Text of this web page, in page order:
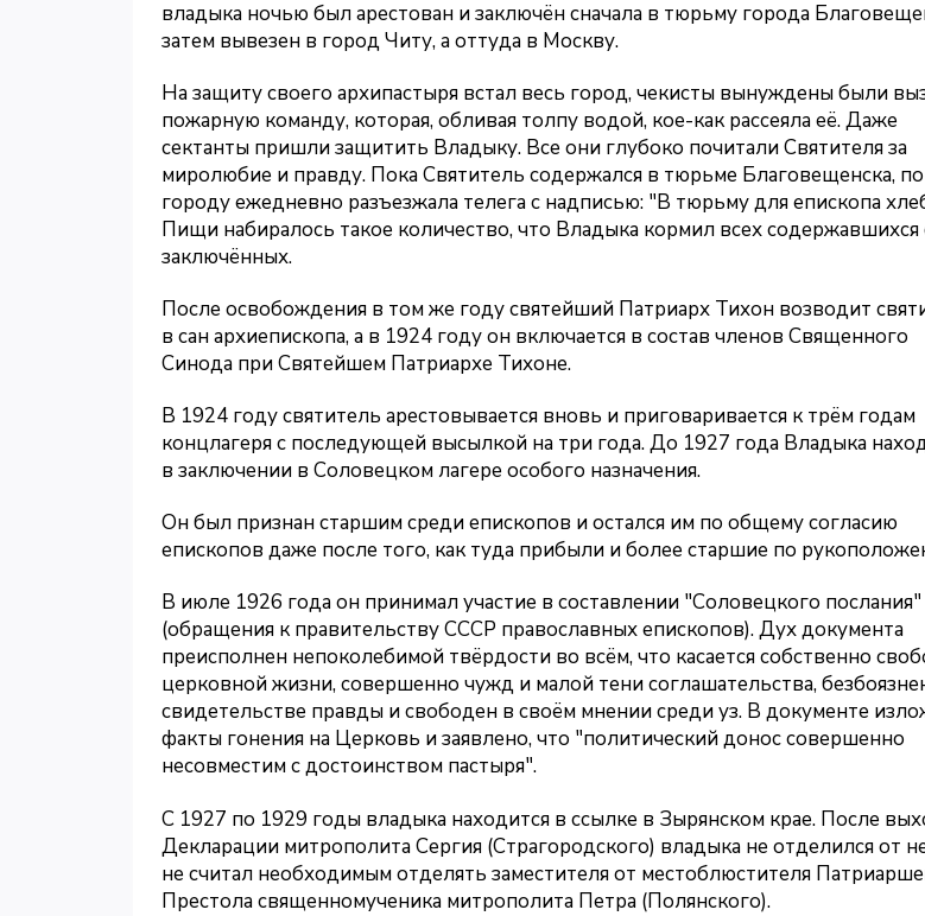
владыка ночью был арестован и заключён сначала в тюрьму города
затем вывезен в город Читу, а оттуда в Москву.
На защиту своего архипастыря встал весь город, чекисты вынуждены были
пожарную команду, которая, обливая толпу водой, кое-как рассеяла её. Даже
сектанты пришли защитить Владыку. Все они глубоко почитали Святителя за
миролюбие и правду. Пока Святитель содержался в тюрьме Благовещенска, по
городу ежедневно разъезжала телега с надписью: "В тюрьму для епископа
Пищи набиралось такое количество, что Владыка кормил всех содержавшихся
заключённых.
После освобождения в том же году святейший Патриарх Тихон возводит
в сан архиепископа, а в 1924 году он включается в состав членов Священного
Синода при Святейшем Патриархе Тихоне.
В 1924 году святитель арестовывается вновь и приговаривается к трём годам
концлагеря с последующей высылкой на три года. До 1927 года Владыка
в заключении в Соловецком лагере особого назначения.
Он был признан старшим среди епископов и остался им по общему согласию
епископов даже после того, как туда прибыли и более старшие по
В июле 1926 года он принимал участие в составлении "Соловецкого послания"
(обращения к правительству СССР православных епископов). Дух документа
преисполнен непоколебимой твёрдости во всём, что касается собственно
церковной жизни, совершенно чужд и малой тени соглашательства,
свидетельстве правды и свободен в своём мнении среди уз. В документе
факты гонения на Церковь и заявлено, что "политический донос совершенно
несовместим с достоинством пастыря".
С 1927 по 1929 годы владыка находится в ссылке в Зырянском крае. После
Декларации митрополита Сергия (Страгородского) владыка не отделился от
не считал необходимым отделять заместителя от местоблюстителя
Престола священномученика митрополита Петра (Полянского).